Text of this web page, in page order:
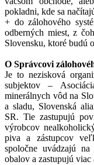
pokladni, kde sa
+ do zálohového
odberných miest, z
Slovensku, ktoré budú
O Správcovi
Je to nezisková
subjektov –
minerálnych vôd na
a sladu, Slovenská
SR. Tie zastupujú
výrobcov
piva a zástupcov
spoločne uvádzajú
obalov a zastupujú